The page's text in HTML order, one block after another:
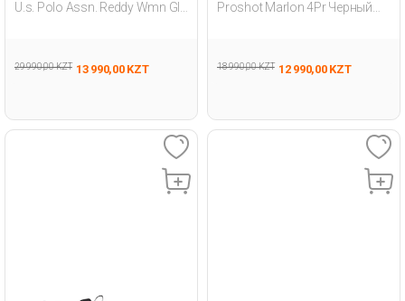
U.s. Polo Assn. Reddy Wmn Glb
29 990,00 KZT 13 990,00 KZT
Proshot Marlon 4Pr Черный
18 990,00 KZT 12 990,00 KZT